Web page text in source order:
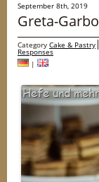
September 8th, 2019
Greta-
Category Cake & Pastry
Responses
|